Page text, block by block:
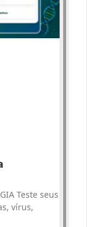
Teste seus
vírus,